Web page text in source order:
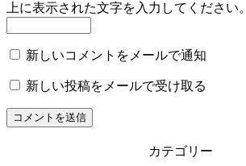
上に表示された文字を入力してください。
新しいコメントをメールで通知
新しい投稿をメールで受け取る
カテゴリー